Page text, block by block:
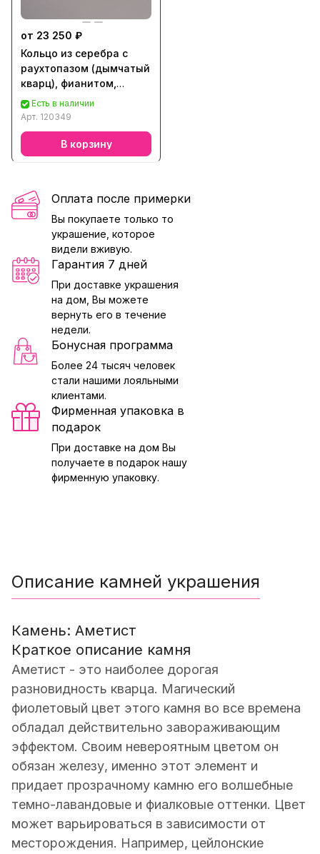
от 23 250 ₽
Кольцо из серебра с
раухтопазом (дымчатый
кварц), фианитом,
аметистом, топазом,
кварцем, хризолитом,
цитрином
Есть в наличии
Арт. 120349
В корзину
Оплата после примерки
Вы покупаете только то
украшение, которое
видели вживую.
Гарантия 7 дней
При доставке украшения
на дом, Вы можете
вернуть его в течение
недели.
Бонусная программа
Более 24 тысяч человек
стали нашими лояльными
клиентами.
Фирменная упаковка в
подарок
При доставке на дом Вы
получаете в подарок нашу
фирменную упаковку.
Описание камней украшения
Камень: Аметист
Краткое описание камня
Аметист - это наиболее дорогая
разновидность кварца. Магический
фиолетовый цвет этого камня во все времена
обладал действительно завораживающим
эффектом. Своим невероятным цветом он
обязан железу, именно этот элемент и
придает прозрачному камню его волшебные
темно-лавандовые и фиалковые оттенки. Цвет
может варьироваться в зависимости от
месторождения. Например, цейлонские